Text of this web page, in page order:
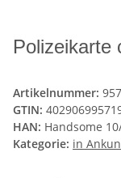
Polizeikarte
Artikelnummer:
GTIN:
HAN: Handsome
Kategorie: in